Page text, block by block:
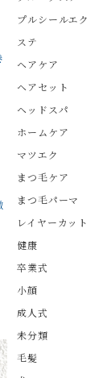
プルシールエク
ステ
ヘアケア
ヘアセット
ヘッドスパ
ホームケア
マツエク
まつ毛ケア
まつ毛パーマ
レイヤーカット
健康
卒業式
小顔
成人式
未分類
毛髪